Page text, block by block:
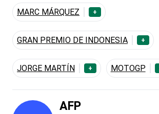
MARC MÁRQUEZ +
GRAN PREMIO DE INDONESIA +
JORGE MARTÍN + MOTOGP
AFP